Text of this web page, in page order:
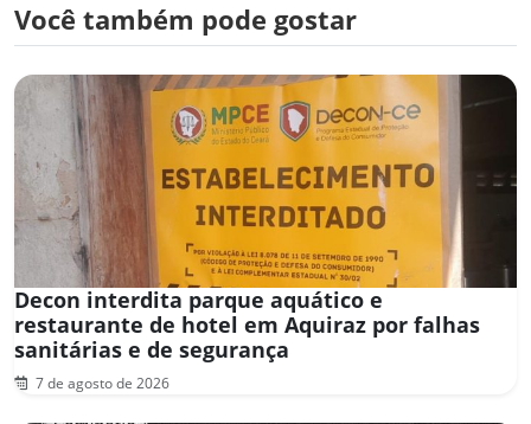
Você também pode gostar
Decon interdita parque aquático e
restaurante de hotel em Aquiraz por falhas
sanitárias e de segurança
7 de agosto de 2026